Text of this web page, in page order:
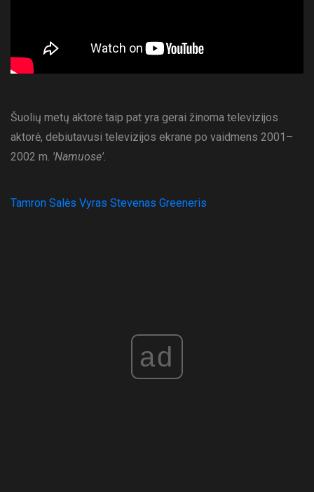
Šuolių metų aktorė taip pat yra gerai žinoma televizijos
aktorė, debiutavusi televizijos ekrane po vaidmens 2001–
2002 m. 'Namuose'.
Tamron Salės Vyras Stevenas Greeneris
ad